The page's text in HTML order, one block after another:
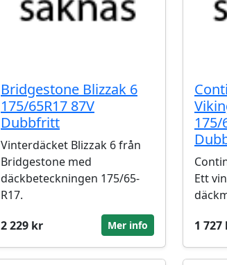
Bridgestone Blizzak 6
175/65R17 87V
Dubbfritt
Vinterdäcket Blizzak 6 från
Bridgestone med
däckbeteckningen 175/65-
R17.
2 229 kr
Mer info
175/
Ett
1 727